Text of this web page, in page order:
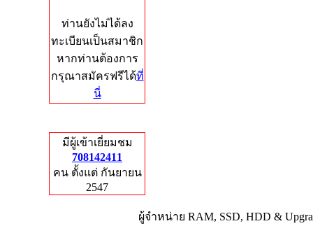
ท่านยังไม่ได้ลง
ทะเบียนเป็นสมาชิก
หากท่านต้องการ
กรุณาสมัครฟรีได้ที่
นี่
มีผู้เข้าเยี่ยมชม
708142411
คน ตั้งแต่ กันยายน
2547
ผู้จำหน่าย RAM, SSD, HDD &